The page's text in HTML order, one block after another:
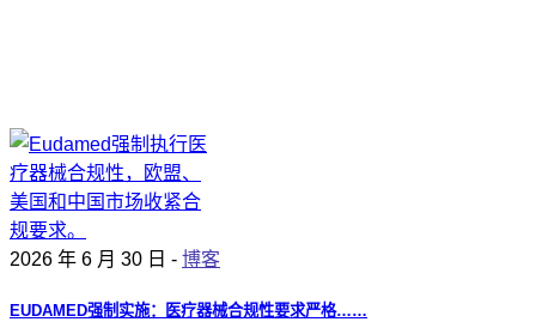
2026 年 6 月 30 日 - 博客
EUDAMED强制实施：医疗器械合规性要求严格……